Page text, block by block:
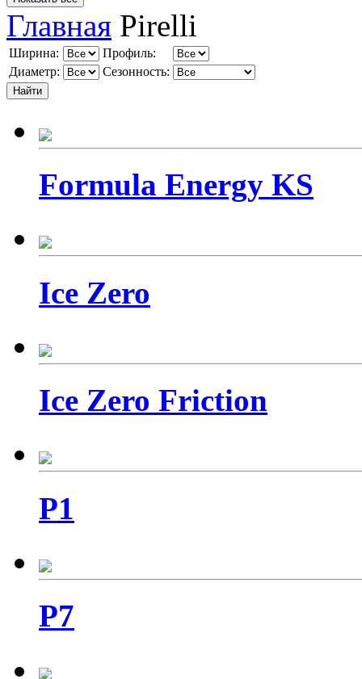
Главная Pirelli
Ширина:
Профиль:
Диаметр:
Сезонность:
Formula Energy KS
Ice Zero
Ice Zero Friction
P1
P7